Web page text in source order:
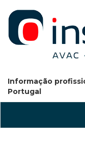
Informação
Portugal